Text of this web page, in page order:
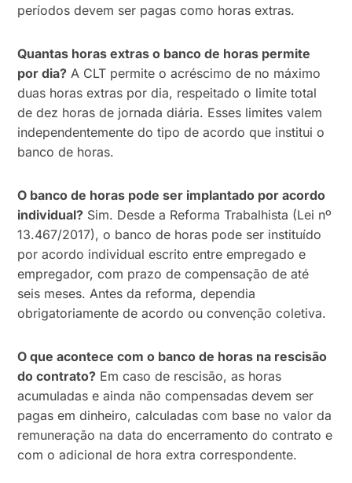
períodos devem ser pagas como horas extras.
Quantas horas extras o banco de horas permite
por dia? A CLT permite o acréscimo de no máximo
duas horas extras por dia, respeitado o limite total
de dez horas de jornada diária. Esses limites valem
independentemente do tipo de acordo que institui o
banco de horas.
O banco de horas pode ser implantado por acordo
individual? Sim. Desde a Reforma Trabalhista (Lei nº
13.467/2017), o banco de horas pode ser instituído
por acordo individual escrito entre empregado e
empregador, com prazo de compensação de até
seis meses. Antes da reforma, dependia
obrigatoriamente de acordo ou convenção coletiva.
O que acontece com o banco de horas na rescisão
do contrato? Em caso de rescisão, as horas
acumuladas e ainda não compensadas devem ser
pagas em dinheiro, calculadas com base no valor da
remuneração na data do encerramento do contrato e
com o adicional de hora extra correspondente.